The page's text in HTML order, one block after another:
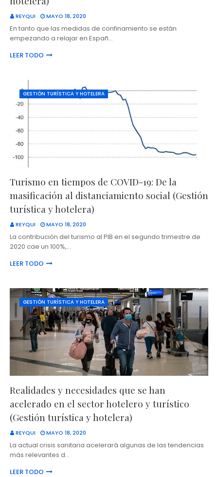
REYQUI MAYO 18, 2020
En tanto que las medidas de confinamiento se están
empezando a relajar en Españ…
LEER TODO
GESTIÓN TURÍSTICA Y HOTELERA
Turismo en tiempos de COVID-19: De la
masificación al distanciamiento social (Gestión
turística y hotelera)
REYQUI MAYO 18, 2020
La contribución del turismo al PIB en el segundo trimestre de
2020 cae un 100%,…
LEER TODO
GESTIÓN TURÍSTICA Y HOTELERA
Realidades y necesidades que se han
acelerado en el sector hotelero y turístico
(Gestión turística y hotelera)
REYQUI MAYO 18, 2020
La actual crisis sanitaria acelerará algunas de las tendencias
más relevantes d…
LEER TODO